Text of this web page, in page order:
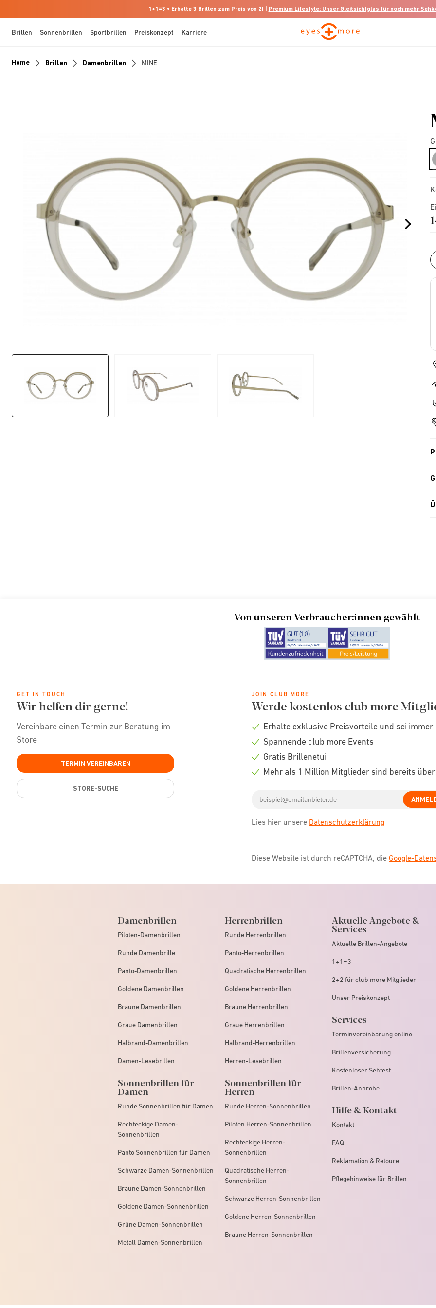
1+1=3 • Erhalte 3 Brillen zum Preis von 2! | Premium Lifestyle: Unser Gleitsichtglas für noch mehr
Brillen Sonnenbrillen Sportbrillen Preiskonzept Karriere
Home Brillen Damenbrillen MINE
Von unseren Verbraucher:innen gewählt
GET IN TOUCH
Wir helfen dir gerne!
Vereinbare einen Termin zur Beratung im
Store
TERMIN VEREINBAREN
STORE-SUCHE
JOIN CLUB MORE
Werde kostenlos club more
Check
Erhalte exklusive Preisvorteile und sei
Check
Spannende club more Events
Check
Gratis Brillenetui
Mehr als 1 Million Mitglieder sind bereits
address
Lies hier unsere Datenschutzerklärung
Diese Website ist durch reCAPTCHA, die Google-
Damenbrillen
Piloten-Damenbrillen
Runde Damenbrille
Panto-Damenbrillen
Goldene Damenbrillen
Braune Damenbrillen
Graue Damenbrillen
Halbrand-Damenbrillen
Damen-Lesebrillen
Sonnenbrillen für
Damen
Runde Sonnenbrillen für Damen
Rechteckige Damen-
Sonnenbrillen
Panto Sonnenbrillen für Damen
Schwarze Damen-Sonnenbrillen
Braune Damen-Sonnenbrillen
Goldene Damen-Sonnenbrillen
Grüne Damen-Sonnenbrillen
Metall Damen-Sonnenbrillen
Herrenbrillen
Runde Herrenbrillen
Panto-Herrenbrillen
Quadratische Herrenbrillen
Goldene Herrenbrillen
Braune Herrenbrillen
Graue Herrenbrillen
Halbrand-Herrenbrillen
Herren-Lesebrillen
Sonnenbrillen für
Herren
Runde Herren-Sonnenbrillen
Piloten Herren-Sonnenbrillen
Rechteckige Herren-
Sonnenbrillen
Quadratische Herren-
Sonnenbrillen
Schwarze Herren-Sonnenbrillen
Goldene Herren-Sonnenbrillen
Braune Herren-Sonnenbrillen
Aktuelle Angebote &
Services
Aktuelle Brillen-Angebote
1+1=3
2+2 für club more Mitglieder
Unser Preiskonzept
Services
Terminvereinbarung online
Brillenversicherung
Kostenloser Sehtest
Brillen-Anprobe
Hilfe & Kontakt
Kontakt
FAQ
Reklamation & Retoure
Pflegehinweise für Brillen